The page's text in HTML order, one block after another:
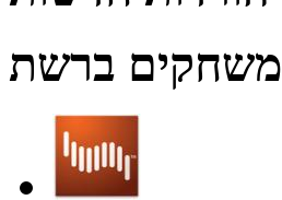
משחקים ברשת